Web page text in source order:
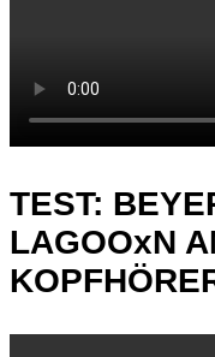
TEST:
LAGOOxN